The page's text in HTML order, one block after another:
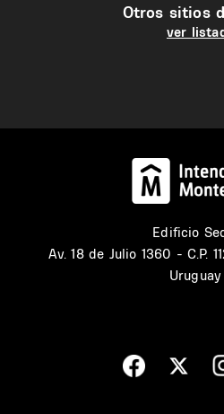
Otros sitios
ver
Edificio
Av. 18 de Julio 1360 - C.P.
Uruguay